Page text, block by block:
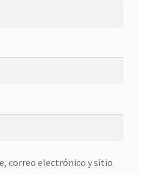
correo electrónico y sitio